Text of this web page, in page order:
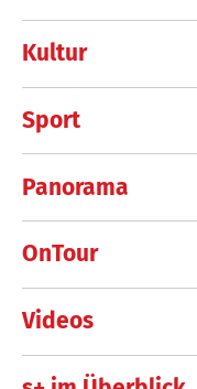
Kultur
Sport
Panorama
OnTour
Videos